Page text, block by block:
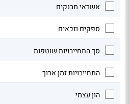
אשראי מבנקים
ספקים וזכאים
סך התחייבויות שוטפות
התחייבויות זמן ארוך
הון עצמי